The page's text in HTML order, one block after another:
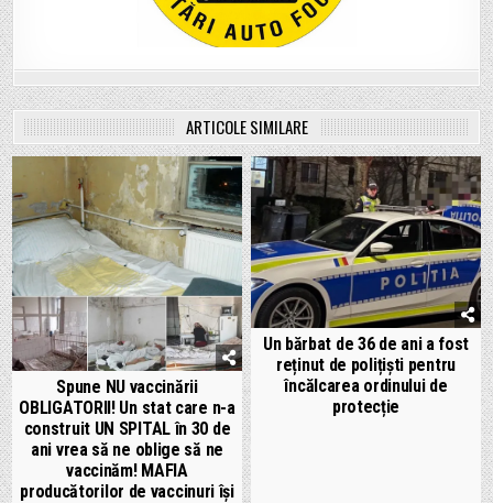
ARTICOLE SIMILARE
Spune NU vaccinării
OBLIGATORII! Un stat care n-a
construit UN SPITAL în 30 de
ani vrea să ne oblige să ne
vaccinăm! MAFIA
producătorilor de vaccinuri își
Un bărbat de 36 de ani a fost
reținut de polițiști pentru
încălcarea ordinului de
protecție